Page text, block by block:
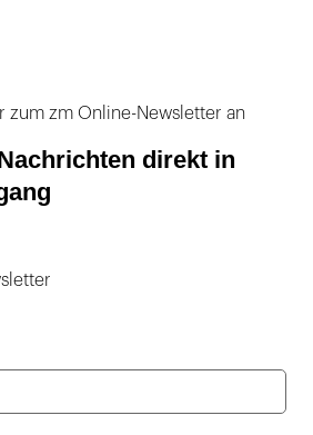
zum zm Online-Newsletter an
direkt in